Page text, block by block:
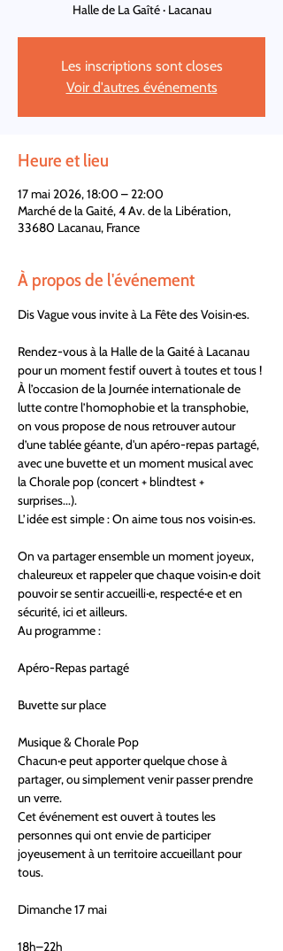
Halle de La Gaîté · Lacanau
Les inscriptions sont closes
Voir d'autres événements
Heure et lieu
17 mai 2026, 18:00 – 22:00
Marché de la Gaité, 4 Av. de la Libération,
33680 Lacanau, France
À propos de l'événement
Dis Vague vous invite à La Fête des Voisin·es.
Rendez-vous à la Halle de la Gaité à Lacanau
pour un moment festif ouvert à toutes et tous !
À l’occasion de la Journée internationale de
lutte contre l’homophobie et la transphobie,
on vous propose de nous retrouver autour
d’une tablée géante, d'un apéro-repas partagé,
avec une buvette et un moment musical avec
la Chorale pop (concert + blindtest +
surprises...).
L’idée est simple : On aime tous nos voisin·es.
On va partager ensemble un moment joyeux,
chaleureux et rappeler que chaque voisin·e doit
pouvoir se sentir accueilli·e, respecté·e et en
sécurité, ici et ailleurs.
Au programme :
Apéro-Repas partagé
Buvette sur place
Musique & Chorale Pop
Chacun·e peut apporter quelque chose à
partager, ou simplement venir passer prendre
un verre.
Cet événement est ouvert à toutes les
personnes qui ont envie de participer
joyeusement à un territoire accueillant pour
tous.
Dimanche 17 mai
18h–22h